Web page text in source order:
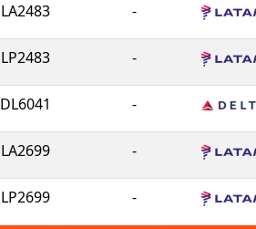
LA2483 -
LP2483 -
DL6041 -
LA2699 -
LP2699 -